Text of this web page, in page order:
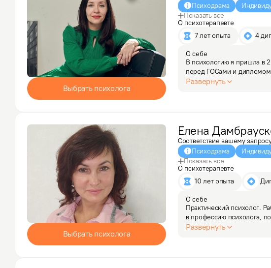
Выбрать психолога
Психодрама
Показать все
О психотерапевте
7 лет опыта
4
О себе
В психологию я пришла в
перед ГОСами и дипломом
отвлекли дела семейные.
Развернуть
Выбрать психолога
Елена
Соответствие вашему
Психодрама
Показать все
О психотерапевте
10 лет опыта
О себе
Практический психолог.
в профессию психолога,
возможность развиваться
Развернуть